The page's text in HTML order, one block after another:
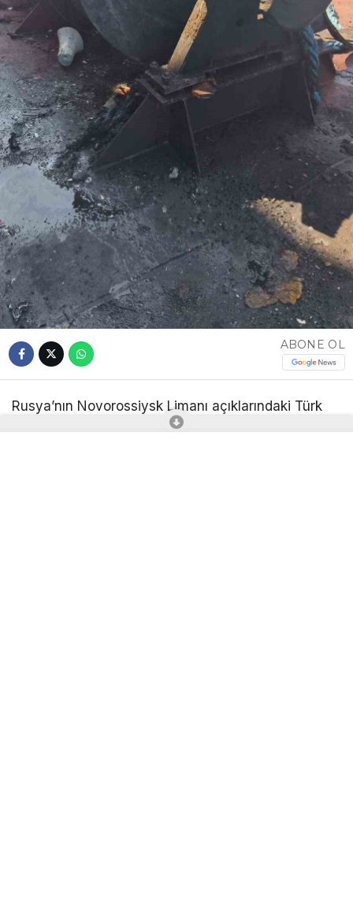
ABONE OL
Rusya’nın Novorossiysk Limanı açıklarındaki Türk
bayraklı “MV Güllük” kuru yük gemisine insansız